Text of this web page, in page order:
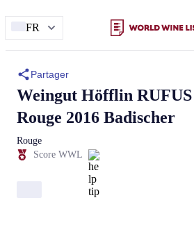
FR
Partager
Weingut Höfflin
Rouge 2016 Badischer
Rouge
Score WWL